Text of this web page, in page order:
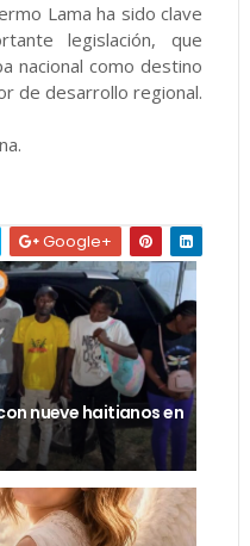
Lama ha sido clave
legislación, que
nacional como destino
de desarrollo regional.
Google+
nueve haitianos en